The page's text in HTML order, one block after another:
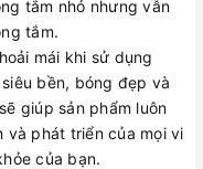
tắm nhỏ nhưng vẫn
tắm.
mái khi sử dụng
bền, bóng đẹp và
giúp sản phẩm luôn
và phát triển của mọi vi
của bạn.